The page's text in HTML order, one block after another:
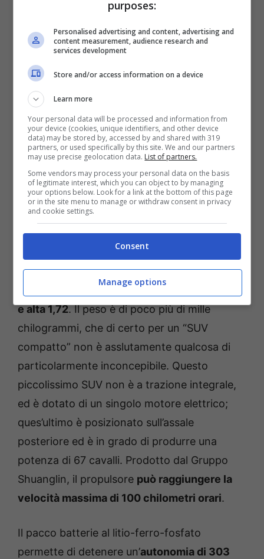
passaruota sporgenti e svariati dettagli neri
sparsi un po’ in tutta la superficie dell’auto.
Jeep Renegade, questa costa pochissimo e gli somiglia
moltissimo (fuoristrada.it – CarNewsChina)
lunga 3,38 metri, larga 1,69
e alta 1,72. Il peso è di poco più di mille
chilogrammi, che di certo per un “SUV
compatto” non è asslutamente qualcosa di
particolarmente inconcepibile. Questo
piccolissimo SUV non è a trazione integrale,
ed è dotato di un singolo motore elettrico;
ques’ultimo è posizionato sull’assale
posteriore ed è in grado di produrre una
potenza di 67 cavalli. Prodotto dal Gruppo
Shuanglin, il propulsore può raggiungere la
velocità massima di 100 chilometri orari.
Il pacco batterie al litio-ferro-fosfato
permette di detenere un’autonomia di 303
purposes:
Personalised advertising and content, advertising and
content measurement, audience research and
services development
Store and/or access information on a device
Learn more
Your personal data will be processed and information from
your device (cookies, unique identifiers, and other device
data) may be stored by, accessed by and shared with 319
partners, or used specifically by this site. We and our partners
may use precise geolocation data. List of partners.
Some vendors may process your personal data on the basis
of legitimate interest, which you can object to by managing
your options below. Look for a link at the bottom of this page
or in the site menu to manage or withdraw consent in privacy
and cookie settings.
Consent
Manage options